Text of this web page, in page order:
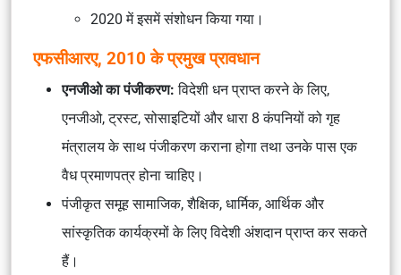
2020 में इसमें संशोधन किया गया।
एफसीआरए, 2010 के प्रमुख प्रावधान
एनजीओ का पंजीकरण: विदेशी धन प्राप्त करने के लिए,
एनजीओ, ट्रस्ट, सोसाइटियों और धारा 8 कंपनियों को गृह
मंत्रालय के साथ पंजीकरण कराना होगा तथा उनके पास एक
वैध प्रमाणपत्र होना चाहिए।
पंजीकृत समूह सामाजिक, शैक्षिक, धार्मिक, आर्थिक और
सांस्कृतिक कार्यक्रमों के लिए विदेशी अंशदान प्राप्त कर सकते
हैं।